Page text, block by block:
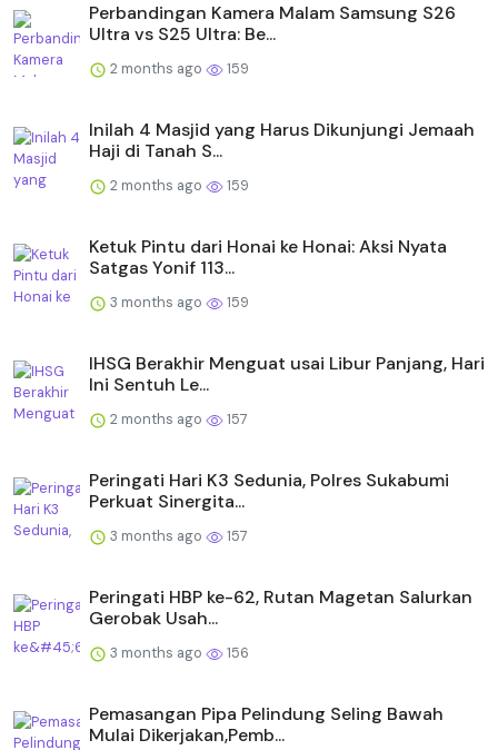
Perbandingan Kamera Malam Samsung S26
Ultra vs S25 Ultra: Be...
2 months ago 159
Inilah 4 Masjid yang Harus Dikunjungi Jemaah
Haji di Tanah S...
2 months ago 159
Ketuk Pintu dari Honai ke Honai: Aksi Nyata
Satgas Yonif 113...
3 months ago 159
IHSG Berakhir Menguat usai Libur Panjang, Hari
Ini Sentuh Le...
2 months ago 157
Peringati Hari K3 Sedunia, Polres Sukabumi
Perkuat Sinergita...
3 months ago 157
Peringati HBP ke-62, Rutan Magetan Salurkan
Gerobak Usah...
3 months ago 156
Pemasangan Pipa Pelindung Seling Bawah
Mulai Dikerjakan,Pemb...